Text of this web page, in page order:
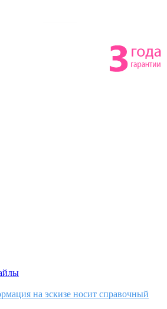
на эскизе носит справочный